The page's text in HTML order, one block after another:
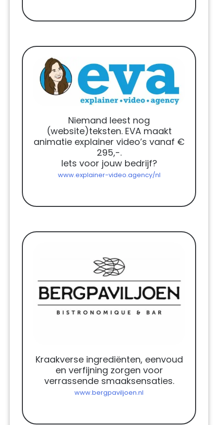
Niemand leest nog
(website)teksten. EVA maakt
animatie explainer video’s vanaf €
295,-.
Iets voor jouw bedrijf?
www.explainer-video.agency/nl
Kraakverse ingrediënten, eenvoud
en verfijning zorgen voor
verrassende smaaksensaties.
www.bergpaviljoen.nl